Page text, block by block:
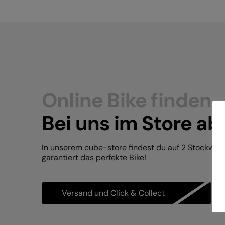
Online Bike finden.
Bei uns im Store
In unserem cube-store findest du auf 2
garantiert das perfekte Bike!
Versand und Click & Collect